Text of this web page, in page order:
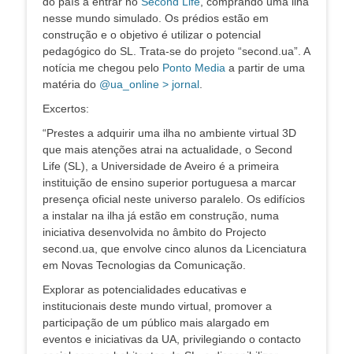
nesse mundo simulado. Os prédios estão em
construção e o objetivo é utilizar o potencial
pedagógico do SL. Trata-se do projeto “second.ua”. A
notícia me chegou pelo Ponto Media a partir de uma
matéria do @ua_online > jornal.
Excertos:
“Prestes a adquirir uma ilha no ambiente virtual 3D
que mais atenções atrai na actualidade, o Second
Life (SL), a Universidade de Aveiro é a primeira
instituição de ensino superior portuguesa a marcar
presença oficial neste universo paralelo. Os edifícios
a instalar na ilha já estão em construção, numa
iniciativa desenvolvida no âmbito do Projecto
second.ua, que envolve cinco alunos da Licenciatura
em Novas Tecnologias da Comunicação.
Explorar as potencialidades educativas e
institucionais deste mundo virtual, promover a
participação de um público mais alargado em
eventos e iniciativas da UA, privilegiando o contacto